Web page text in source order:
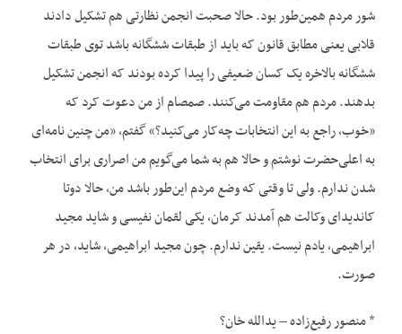
شور مردم همین‌طور بود. حالا صحبت انجمن نظارتی هم تشکیل دادند
قلابی یعنی مطابق قانون که باید از طبقات ششگانه باشد توی طبقات
ششگانه بالاخره یک کسان ضعیفی را پیدا کرده بودند که انجمن تشکیل
بدهند. مردم هم مقاومت می‌کنند. صمصام از من دعوت کرد که
«خوب، راجع به این انتخابات چه‌کار می‌کنید؟» گفتم، «من چنین نامه‌ای
به اعلی‌حضرت نوشتم و حالا هم به شما می‌گویم من اصراری برای انتخاب
شدن ندارم. ولی تا وقتی که وضع مردم این‌طور باشد من، حالا دوتا
کاندیدای وکالت هم آمدند کرمان، یکی لقمان نفیسی و شاید مجید
ابراهیمی، یادم نیست. یقین ندارم. چون مجید ابراهیمی، شاید، در هر
صورت.
* منصور رفیع‌زاده – یدالله خان؟